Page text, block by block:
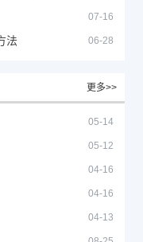
07-16
法 06-28
更多>>
05-14
05-12
04-16
04-16
04-13